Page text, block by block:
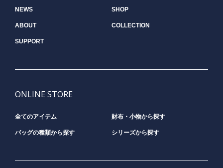
NEWS SHOP
ABOUT COLLECTION
SUPPORT
ONLINE STORE
全てのアイテム 財布・小物から探す
バッグの種類から探す シリーズから探す